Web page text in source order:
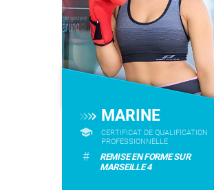
MARINE
CERTIFICAT DE QUALIFICATION
PROFESSIONNELLE
#
REMISE EN FORME SUR
MARSEILLE 4